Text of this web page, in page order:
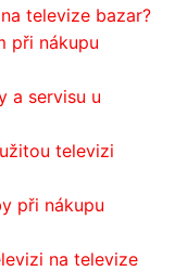
televize bazar?
při nákupu
a servisu u
televizi
při nákupu
na televize